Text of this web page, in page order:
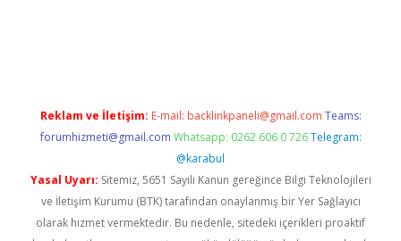
Reklam ve İletişim: E-mail: backlinkpaneli@gmail.com Teams:
forumhizmeti@gmail.com Whatsapp: 0262 606 0 726 Telegram:
@karabul
Yasal Uyarı: Sitemiz, 5651 Sayılı Kanun gereğince Bilgi Teknolojileri
ve İletişim Kurumu (BTK) tarafından onaylanmış bir Yer Sağlayıcı
olarak hizmet vermektedir. Bu nedenle, sitedeki içerikleri proaktif